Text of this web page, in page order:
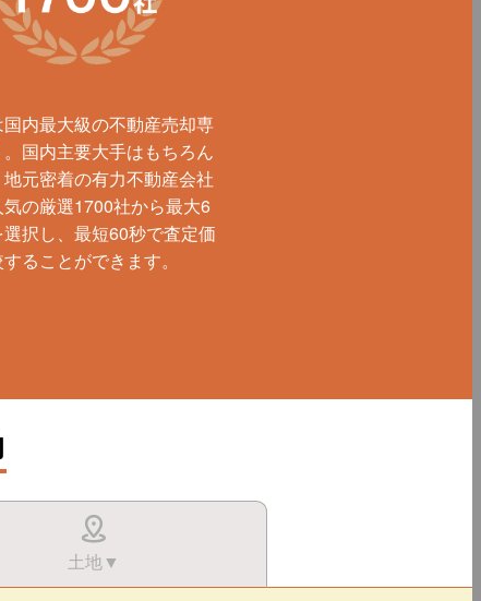
内最大級の不動産売却専
国内主要大手はもちろん
元密着の有力不動産会社
の厳選1700社から最大6
択し、最短60秒で査定価
ることができます。
土地▼